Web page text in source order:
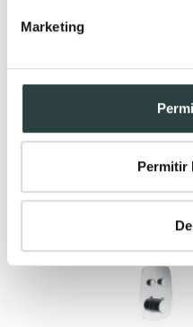
Marketing
Permitir